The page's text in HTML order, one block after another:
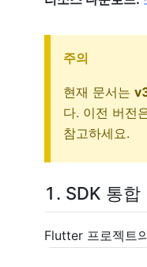
주의
현재 문서는
다. 이전 버전
참고하세요.
1. SDK 통합
Flutter 프로젝트